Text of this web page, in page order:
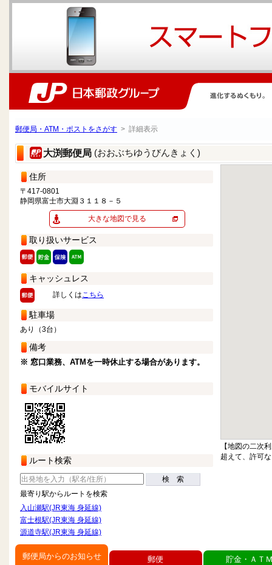
郵便局・ATM・ポストをさがす > 詳細表示
大渕郵便局 (おおぶちゆうびんきょく)
住所
〒417-0801
静岡県富士市大淵３１１８－５
大きな地図で見る
取り扱いサービス
キャッシュレス
詳しくはこちら
駐車場
あり（3台）
備考
※ 窓口業務、ATMを一時休止する場合があります。
モバイルサイト
ルート検索
検 索
最寄り駅からルートを検索
入山瀬駅(JR東海 身延線)
富士根駅(JR東海 身延線)
源道寺駅(JR東海 身延線)
【地図の二次
超えて、許可
郵便局からのお知らせ 郵便 貯金・ＡＴ